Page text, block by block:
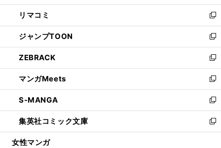
ウ
で
開
く
ン
ド
ウ
で
開
く
ウ
ィ
ン
ド
ウ
で
開
く
し
い
ウ
ィ
ン
ド
ウ
で
開
く
リマコミ
新
し
い
ウ
ィ
ン
ド
ウ
で
開
く
ジャンプTOON
新
し
い
ウ
ィ
ン
ド
ウ
で
開
ZEBRACK
新
し
い
ウ
ィ
ン
ド
ウ
マンガMeets
新
し
い
ウ
ィ
ン
S-MANGA
新
し
い
ウ
集英社コミック文庫
新
し
女性マンガ